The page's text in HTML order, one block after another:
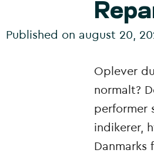
Published on august 20,
Oplever
normalt?
performer
indikerer,